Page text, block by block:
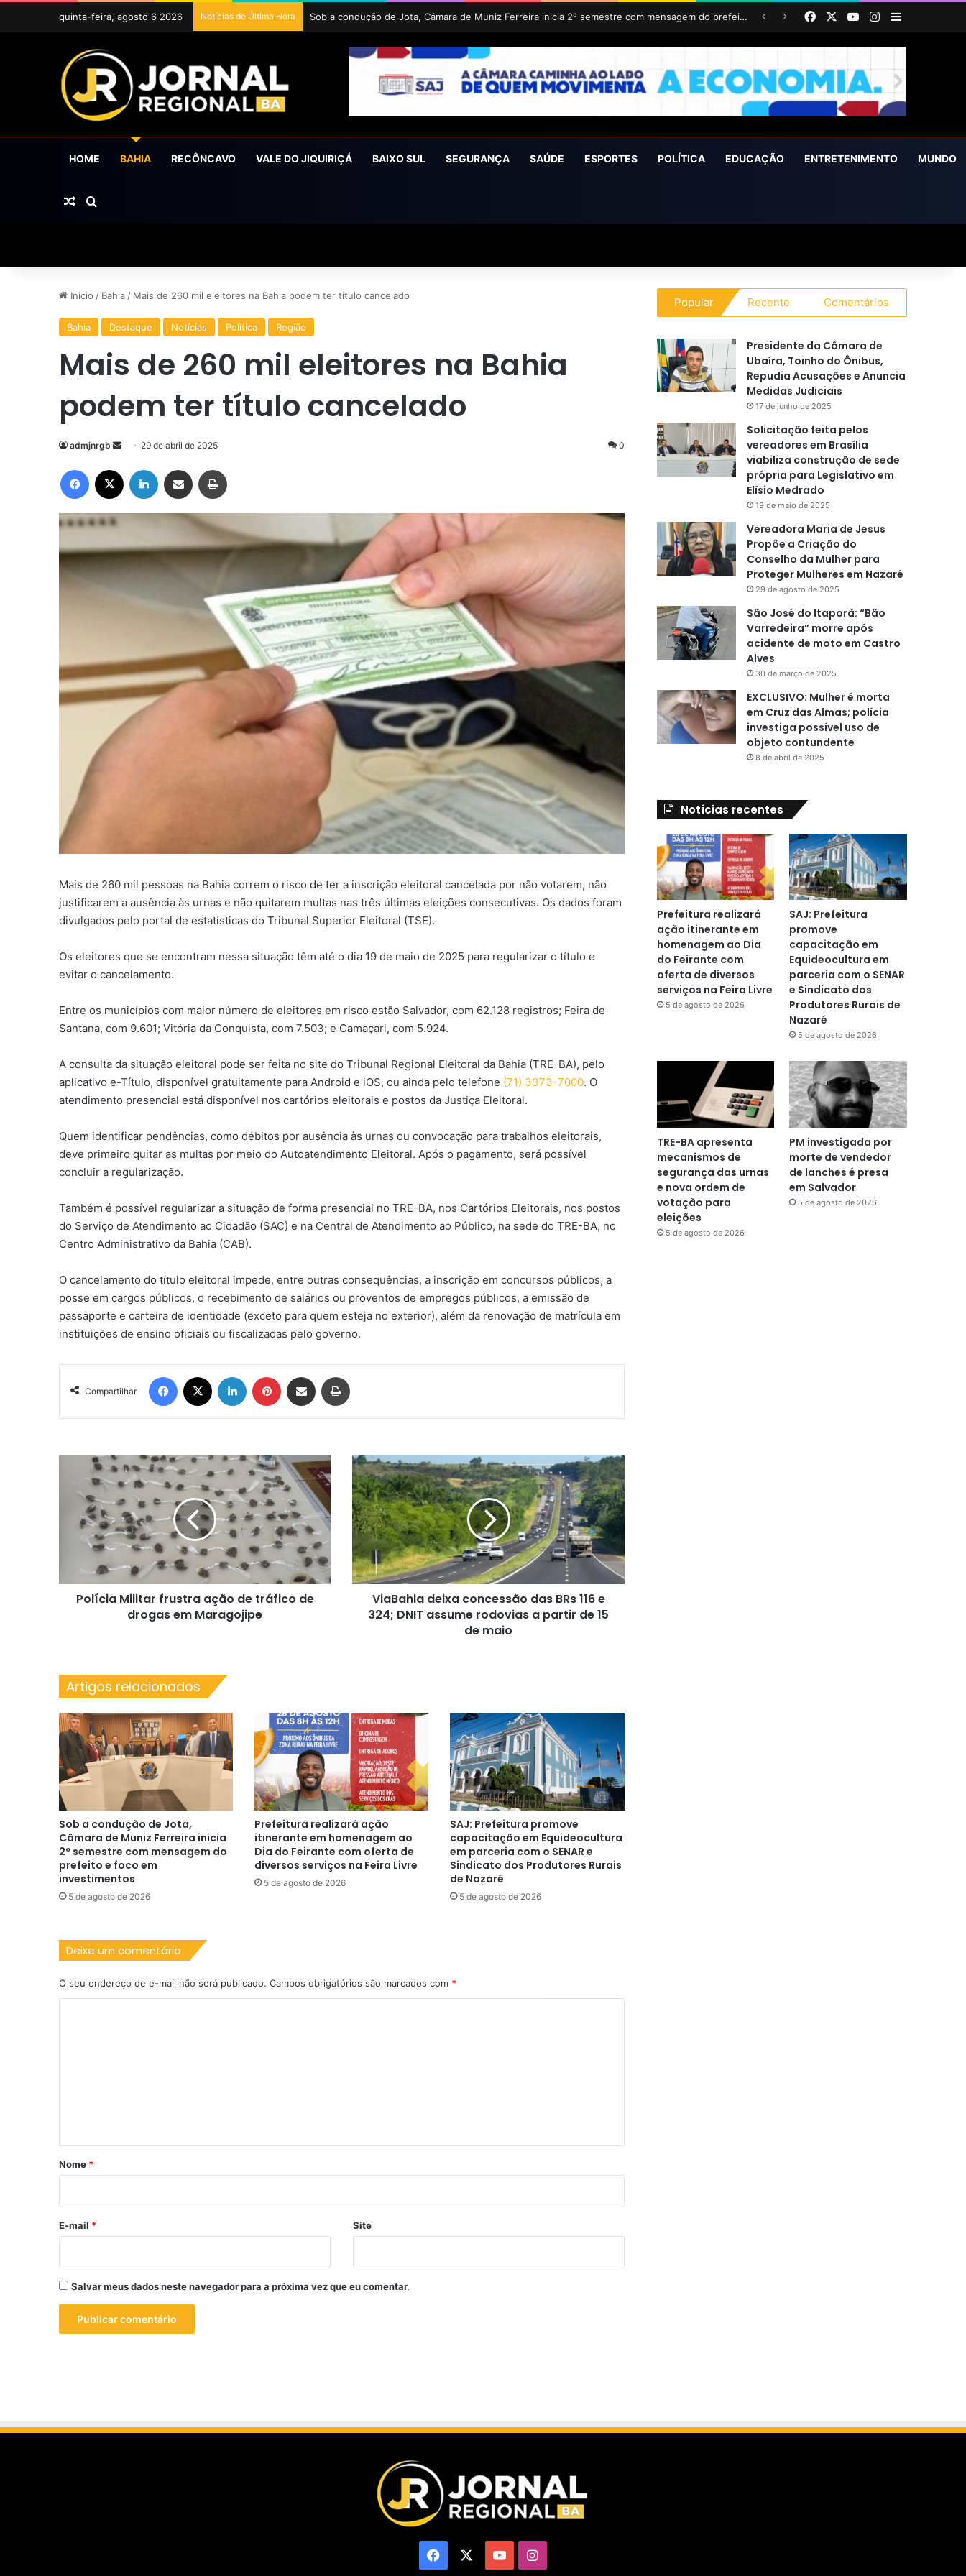
quinta-feira, agosto 6 2026 Notícias de Última Hora Prefeitura realizará ação itinerante em homenagem ao Dia do Feirante com oferta de diversos serviços na Feira Livre FacebookYouTubeInstagram
Barra
HOME BAHIA RECÔNCAVO VALE DO JIQUIRIÇÁ BAIXO SUL SEGURANÇA SAÚDE ESPORTES POLÍTICA EDUCAÇÃO ENTRETENIMENTO MUNDO
Artigo aleatório
Procurar por
Início / Bahia / Mais de 260 mil eleitores na Bahia podem ter título cancelado
Bahia Destaque Notícias Política Região
Mais de 260 mil eleitores na Bahia
podem ter título cancelado
admjnrgb
Mande
e-
mail
29 de abril de 2025 0
Facebook Linkedin Compartilhar via e-mail
Mais de 260 mil pessoas na Bahia correm o risco de ter a inscrição eleitoral cancelada por não votarem, não
justificarem a ausência às urnas e não quitarem multas nas três últimas eleições consecutivas. Os dados foram
divulgados pelo portal de estatísticas do Tribunal Superior Eleitoral (TSE).
Os eleitores que se encontram nessa situação têm até o dia 19 de maio de 2025 para regularizar o título e
evitar o cancelamento.
Entre os municípios com maior número de eleitores em risco estão Salvador, com 62.128 registros; Feira de
Santana, com 9.601; Vitória da Conquista, com 7.503; e Camaçari, com 5.924.
A consulta da situação eleitoral pode ser feita no site do Tribunal Regional Eleitoral da Bahia (TRE-BA), pelo
aplicativo e-Título, disponível gratuitamente para Android e iOS, ou ainda pelo telefone (71) 3373-7000. O
atendimento presencial está disponível nos cartórios eleitorais e postos da Justiça Eleitoral.
Quem identificar pendências, como débitos por ausência às urnas ou convocação para trabalhos eleitorais,
deve primeiro quitar as multas por meio do Autoatendimento Eleitoral. Após o pagamento, será possível
concluir a regularização.
Também é possível regularizar a situação de forma presencial no TRE-BA, nos Cartórios Eleitorais, nos postos
do Serviço de Atendimento ao Cidadão (SAC) e na Central de Atendimento ao Público, na sede do TRE-BA, no
Centro Administrativo da Bahia (CAB).
O cancelamento do título eleitoral impede, entre outras consequências, a inscrição em concursos públicos, a
posse em cargos públicos, o recebimento de salários ou proventos de empregos públicos, a emissão de
passaporte e carteira de identidade (exceto para quem esteja no exterior), além da renovação de matrícula em
instituições de ensino oficiais ou fiscalizadas pelo governo.
Compartilhar
Facebook Linkedin Pinterest Compartilhar via e-mail
frustra
tráfico
drogas
em
Maragojipe
Polícia Militar frustra ação de tráfico de
drogas em Maragojipe
ViaBahia
deixa
concessão
das
BRs
116
e
324;
DNIT
assume
rodovias
ViaBahia deixa concessão das BRs 116 e
324; DNIT assume rodovias a partir de 15
de maio
Artigos relacionados
Sob a condução de Jota,
Câmara de Muniz Ferreira inicia
2º semestre com mensagem do
prefeito e foco em
investimentos
5 de agosto de 2026
Prefeitura realizará ação
itinerante em homenagem ao
Dia do Feirante com oferta de
diversos serviços na Feira Livre
5 de agosto de 2026
SAJ: Prefeitura promove
capacitação em Equideocultura
em parceria com o SENAR e
Sindicato dos Produtores Rurais
de Nazaré
5 de agosto de 2026
Deixe um comentário
O seu endereço de e-mail não será publicado. Campos obrigatórios são marcados com *
r
*
Nome *
E-mail * Site
Salvar meus dados neste navegador para a próxima vez que eu comentar.
Popular Recente Comentários
Presidente da Câmara de
Ubaíra, Toinho do Ônibus,
Repudia Acusações e Anuncia
Medidas Judiciais
17 de junho de 2025
Solicitação feita pelos
vereadores em Brasília
viabiliza construção de sede
própria para Legislativo em
Elísio Medrado
19 de maio de 2025
Vereadora Maria de Jesus
Propõe a Criação do
Conselho da Mulher para
Proteger Mulheres em Nazaré
29 de agosto de 2025
São José do Itaporã: “Bão
Varredeira” morre após
acidente de moto em Castro
Alves
30 de março de 2025
EXCLUSIVO: Mulher é morta
em Cruz das Almas; polícia
investiga possível uso de
objeto contundente
8 de abril de 2025
Notícias recentes
Prefeitura realizará
ação itinerante em
homenagem ao Dia
do Feirante com
oferta de diversos
serviços na Feira Livre
5 de agosto de 2026
SAJ: Prefeitura
promove
capacitação em
Equideocultura em
parceria com o SENAR
e Sindicato dos
Produtores Rurais de
Nazaré
5 de agosto de 2026
TRE-BA apresenta
mecanismos de
segurança das urnas
e nova ordem de
votação para
eleições
5 de agosto de 2026
PM investigada por
morte de vendedor
de lanches é presa
em Salvador
5 de agosto de 2026
Facebook YouTubeInstagram